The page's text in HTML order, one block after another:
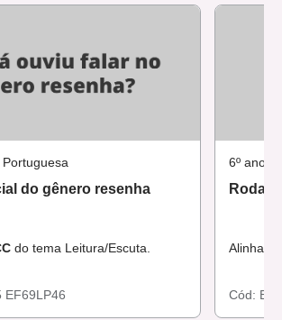
Portuguesa
do gênero resenha
do tema Leitura/Escuta.
EF69LP46
6º ano •
Rodas
Cód: